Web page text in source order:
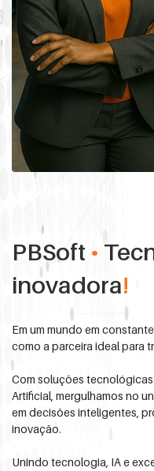
PBSoft •
inovadora!
Em um mundo em
como a parceira ideal para
Com soluções
Artificial, mergulhamos no
em decisões inteligentes,
inovação.
Unindo tecnologia, IA e